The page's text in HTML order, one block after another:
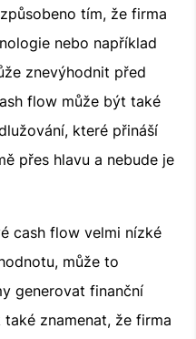
tím, že firma
nebo například
znevýhodnit před
flow může být také
které přináší
přes hlavu a nebude je
cash flow velmi nízké
může to
generovat finanční
znamenat, že firma